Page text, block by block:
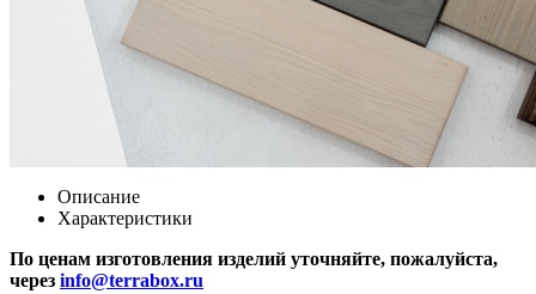
Описание
Характеристики
По ценам изготовления изделий уточняйте, пожалуйста,
через info@terrabox.ru